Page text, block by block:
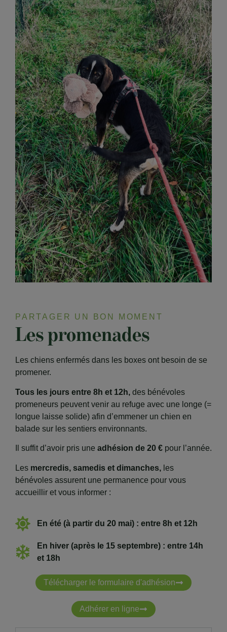
PARTAGER UN BON MOMENT
Les promenades
Les chiens enfermés dans les boxes ont besoin de se
promener.
Tous les jours entre 8h et 12h, des bénévoles
promeneurs peuvent venir au refuge avec une longe (=
longue laisse solide) afin d’emmener un chien en
balade sur les sentiers environnants.
Il suffit d’avoir pris une adhésion de 20 € pour l’année.
Les mercredis, samedis et dimanches, les
bénévoles assurent une permanence pour vous
accueillir et vous informer :
En été (à partir du 20 mai) : entre 8h et 12h
En hiver (après le 15 septembre) : entre 14h
et 18h
Télécharger le formulaire d'adhésion
Adhérer en ligne